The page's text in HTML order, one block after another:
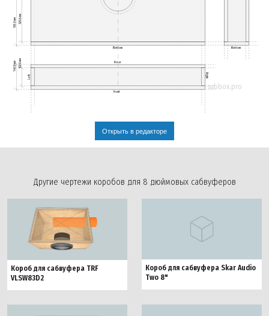
140.8мм102.8мм
558.8мм 520.8мм
Bottom Bottom
Rear
Front
Left Right
subbox.pro
Открыть в редакторе
Другие чертежи коробов для 8 дюймовых сабвуферов
Короб для сабвуфера TRF
VLSW83D2
Короб для сабвуфера Skar Audio
Two 8"